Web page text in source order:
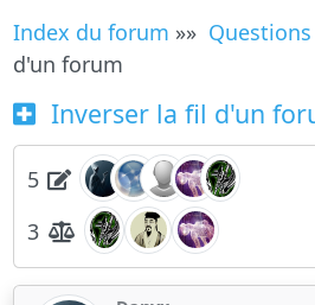
Index du forum »» Questions
d'un forum
Inverser la fil d'un
5
3